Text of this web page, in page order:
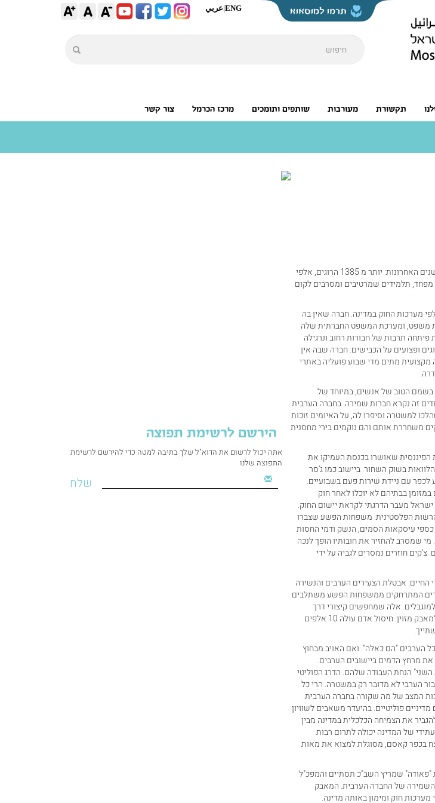
ENG
|عربي
תקשורת מעורבות שותפים ותומכים מרכז הכרמל צור קשר
המשבר בו שרויה החברה הערבית בישראל הוא חברתי, פוליטי וכלכלי. כפר שלם כמעט ונעלם בשנים האחרונות: יותר מ 1385 הרוגים, אלפי
מפחד, תלמידים שמרטיבים ומסרבים לקום
מערכות החוק במדינה. חברה שאין בה
משפט, ומערכת המשפט החברתית שלה
תרבות של חבורות רחוב ונרגילה
ופצועים על הכבישים. חברה שבה אין
מתים מדי שבוע פועליה באתרי
בשמם הטוב של אנשים, במיוחד של
זה נקרא חברות שמירה. בחברה הערבית
למשטרה וסיפרו לה, על האיומים זוכות
אותם והם נוקמים בירי מחסנית
הפיננסית שאושרו בכנסת העמיקו את
בשוק השחור. ביישוב כמו ג'סר
להגיע לכפר עם ניידת שירות פעם בשבועיים.
בבתיהם לא יוכלו לאחר חוק
מעבר הדרגתי לקראת יישום החוק.
הרשות הפלסטינית. משפחות הפשע שצברו
כספי עיסקאות הסמים, הנשק ודמי החסות
שמסרב להחזיר את חובותיו הופך לנכה
חוזרים נמסרים לגביה על ידי
אבטלת הצעירים הערבים והנשירה
המתרחקים ממשפחות הפשע משתלבים
אלה שמחפשים קיצורי דרך
ומבלים בבתי הקפה מוצאים מהר את דרכם לסמים ולמשפחות הפשע. סכסוך בין צעירים הופך למאבק מזוין. חיסול אדם עולה 10 אלפים
הערבים "הם כאלה". ואם האויב מבחוץ
את מרחץ הדמים ביישובים הערבים.
הנחת העבודה שלהם. הדרג הפוליטי
הערבי לא מדובר רק במשטרה. הרי כל
המצב של מה שקורה בחברה הערבית.
פוליטיים. בהיעדר משאבים לשוויון
את הצמיחה הכלכלית במדינה מבין
חברה שמספקת 25% מכוח האדם הצעיר והעתידי של המדינה יכולה לתרום רבות
היהודי שנרצח בכפר קאסם, מסוגלת למצוא את מאות
הערבית יש שתי אלטרנטיבות: 1. להמתין עד שסדרת "פאודה" שמריץ השב"כ תסתיים והמפכ"ל
של החברה הערבית. המאבק
חוק ומימון באותה מדינה.
הירשם לרשימת תפוצה
אתה יכול לרשום את הדוא"ל שלך בתיבה למטה כדי להירשם לרשימת
התפוצה שלנו
שלח